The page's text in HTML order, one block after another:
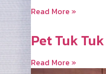
Read More »
Pet Tuk Tuk
Read More »